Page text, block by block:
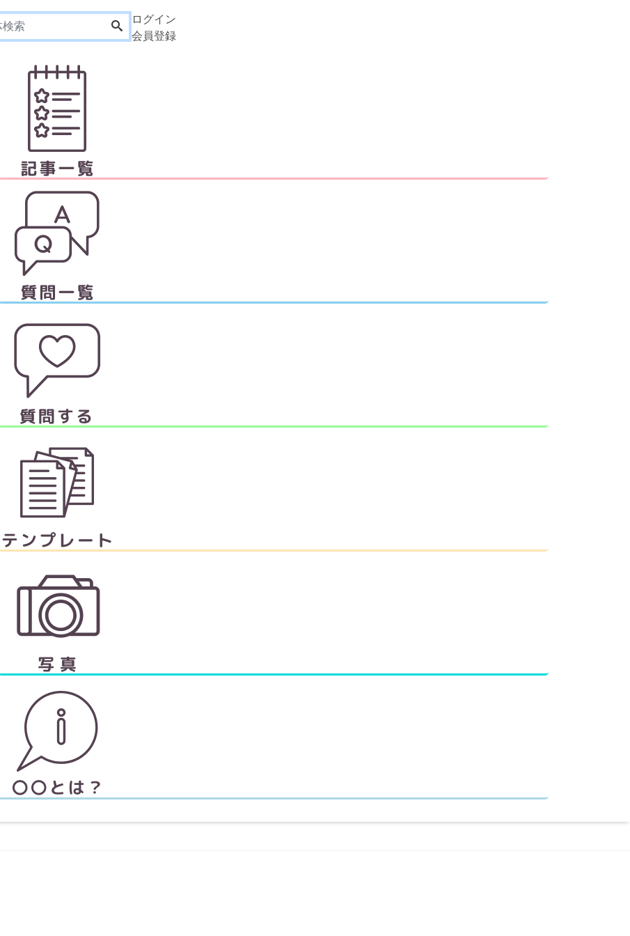
ログイン
会員登録